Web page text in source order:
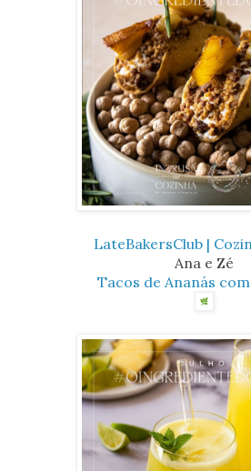
LateBakersClub |
Ana e Zé
Tacos de Ananás